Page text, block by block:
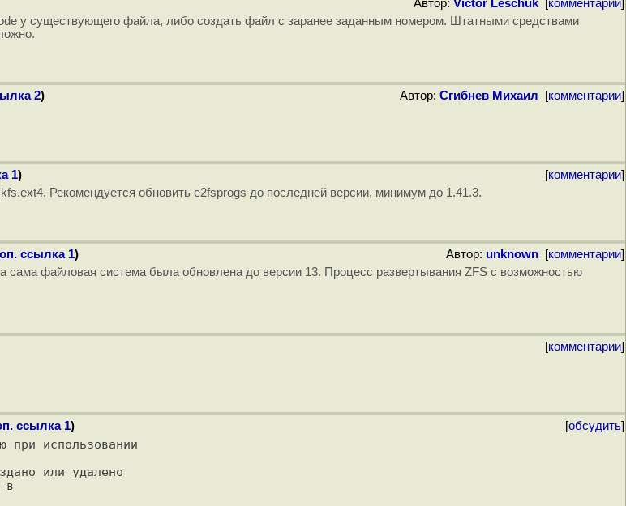
Автор: Victor Leschuk [комментарии]
у существующего файла, либо создать файл с заранее заданным номером. Штатными средствами
2) Автор: Сгибнев Михаил [комментарии]
1) [комментарии]
Рекомендуется обновить e2fsprogs до последней версии, минимум до 1.41.3.
ссылка 1) Автор: unknown [комментарии]
сама файловая система была обновлена до версии 13. Процесс развертывания ZFS с возможностью
[комментарии]
ссылка 1) [обсудить]
при использовании
или удалено
в